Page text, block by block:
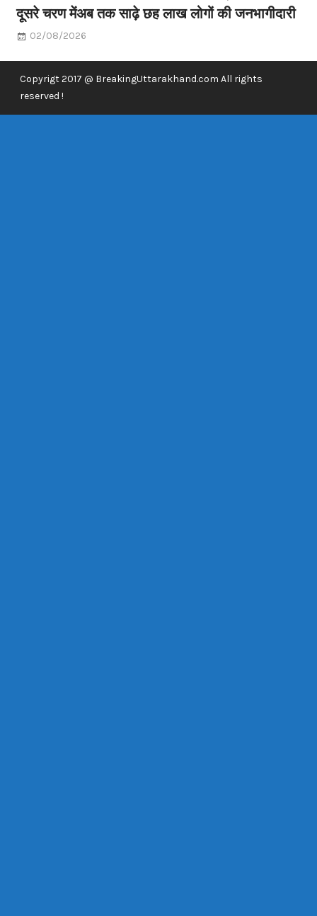
दूसरे चरण मेंअब तक साढ़े छह लाख लोगों की जनभागीदारी
02/08/2026
Copyrigt 2017 @ BreakingUttarakhand.com All rights
reserved !